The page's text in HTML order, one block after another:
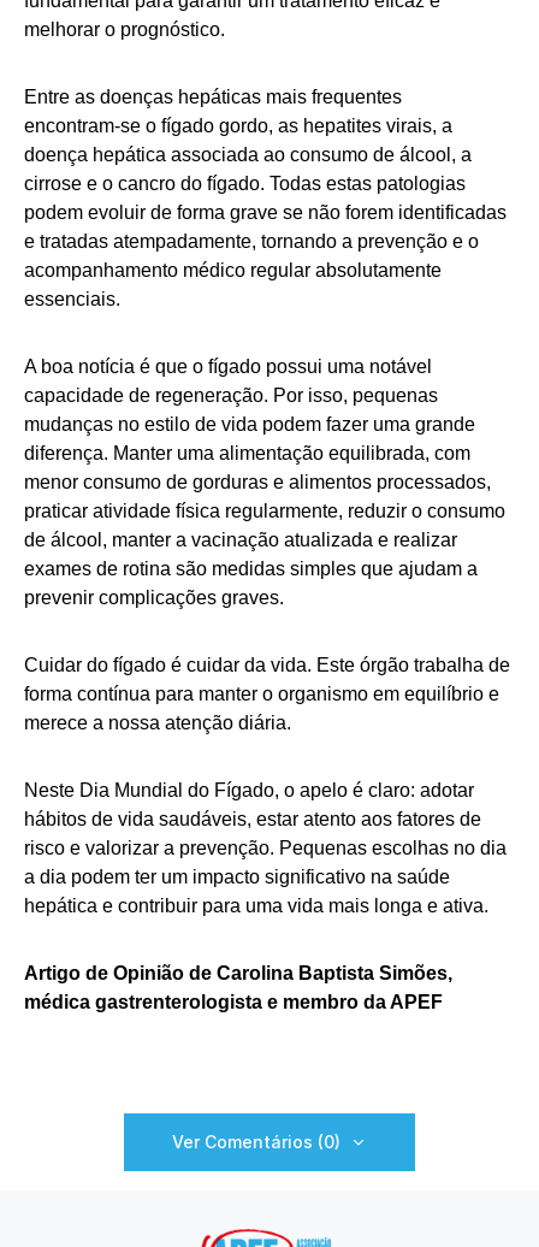
melhorar o prognóstico.
Entre as doenças hepáticas mais frequentes
encontram‑se o fígado gordo, as hepatites virais, a
doença hepática associada ao consumo de álcool, a
cirrose e o cancro do fígado. Todas estas patologias
podem evoluir de forma grave se não forem identificadas
e tratadas atempadamente, tornando a prevenção e o
acompanhamento médico regular absolutamente
essenciais.
A boa notícia é que o fígado possui uma notável
capacidade de regeneração. Por isso, pequenas
mudanças no estilo de vida podem fazer uma grande
diferença. Manter uma alimentação equilibrada, com
menor consumo de gorduras e alimentos processados,
praticar atividade física regularmente, reduzir o consumo
de álcool, manter a vacinação atualizada e realizar
exames de rotina são medidas simples que ajudam a
prevenir complicações graves.
Cuidar do fígado é cuidar da vida. Este órgão trabalha de
forma contínua para manter o organismo em equilíbrio e
merece a nossa atenção diária.
Neste Dia Mundial do Fígado, o apelo é claro: adotar
hábitos de vida saudáveis, estar atento aos fatores de
risco e valorizar a prevenção. Pequenas escolhas no dia
a dia podem ter um impacto significativo na saúde
hepática e contribuir para uma vida mais longa e ativa.
Artigo de Opinião de Carolina Baptista Simões,
médica gastrenterologista e membro da APEF
Ver Comentários (0)